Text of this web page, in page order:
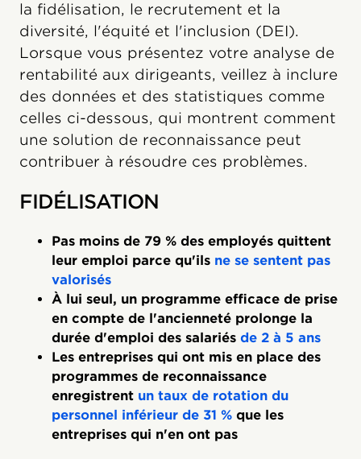
la fidélisation, le recrutement et la
diversité, l'équité et l'inclusion (DEI).
Lorsque vous présentez votre analyse de
rentabilité aux dirigeants, veillez à inclure
des données et des statistiques comme
celles ci-dessous, qui montrent comment
une solution de reconnaissance peut
contribuer à résoudre ces problèmes.
FIDÉLISATION
Pas moins de 79 % des employés quittent
leur emploi parce qu'ils ne se sentent pas
valorisés
À lui seul, un programme efficace de prise
en compte de l'ancienneté prolonge la
durée d'emploi des salariés de 2 à 5 ans
Les entreprises qui ont mis en place des
programmes de reconnaissance
enregistrent un taux de rotation du
personnel inférieur de 31 % que les
entreprises qui n'en ont pas